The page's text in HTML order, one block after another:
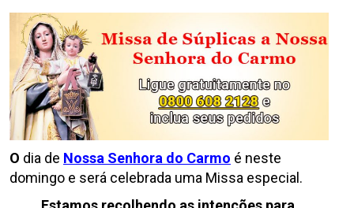
O dia de Nossa Senhora do Carmo é neste
domingo e será celebrada uma Missa especial.